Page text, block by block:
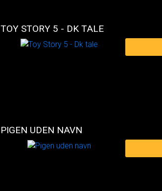
TOY STORY 5 - DK TALE
PIGEN UDEN NAVN